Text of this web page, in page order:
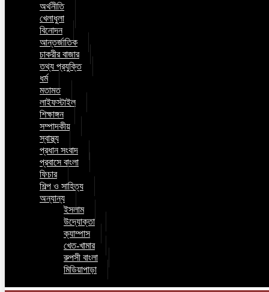
অর্থনীতি
খেলাধুলা
বিনোদন
আন্তর্জাতিক
চাকরীর বাজার
তথ্য প্রযুক্তি
ধর্ম
মতামত
লাইফস্টাইল
শিক্ষাঙ্গন
সম্পাদকীয়
স্বাস্থ্য
প্রধান সংবাদ
প্রবাসে বাংলা
ফিচার
শিল্প ও সাহিত্য
অন্যান্য
ইসলাম
উদ্যোক্তা
ক্যাম্পাস
খেত-খামার
রুপসী বাংলা
মিডিয়াপাড়া